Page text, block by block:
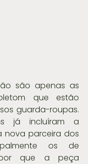
são apenas as
que estão
guarda-roupas.
já incluíram a
nova parceira dos
os de
que a peça